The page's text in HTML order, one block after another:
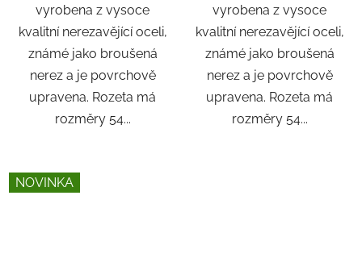
vyrobena z vysoce
kvalitní nerezavějící oceli,
známé jako broušená
nerez a je povrchově
upravena. Rozeta má
rozměry 54...
vyrobena z vysoce
kvalitní nerezavějící oceli,
známé jako broušená
nerez a je povrchově
upravena. Rozeta má
rozměry 54...
NOVINKA